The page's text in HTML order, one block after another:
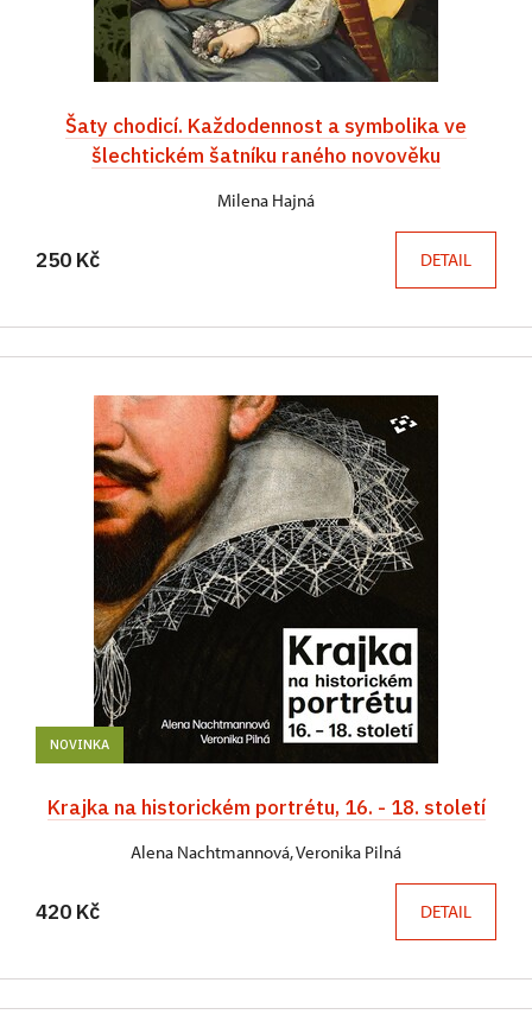
Šaty chodicí. Každodennost a symbolika ve
šlechtickém šatníku raného novověku
Milena Hajná
250 Kč DETAIL
NOVINKA
Krajka na historickém portrétu, 16. - 18. století
Alena Nachtmannová, Veronika Pilná
420 Kč DETAIL